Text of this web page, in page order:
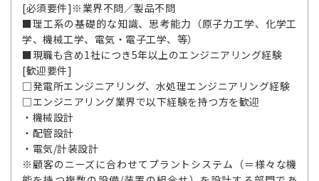
[必須要件]※業界不問／製品不問
■理工系の基礎的な知識、思考能力（原子力工学、化学工
学、機械工学、電気・電子工学、等）
■現職も含め1社につき5年以上のエンジニアリング経験
[歓迎要件]
□発電所エンジニアリング、水処理エンジニアリング経験
□エンジニアリング業界で以下経験を持つ方を歓迎
・機械設計
・配管設計
・電気/計装設計
※顧客のニーズに合わせてプラントシステム（＝様々な機